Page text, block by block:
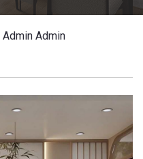
Admin Admin